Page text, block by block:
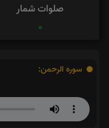
صلوات شمار
0
سوره الرحمن: